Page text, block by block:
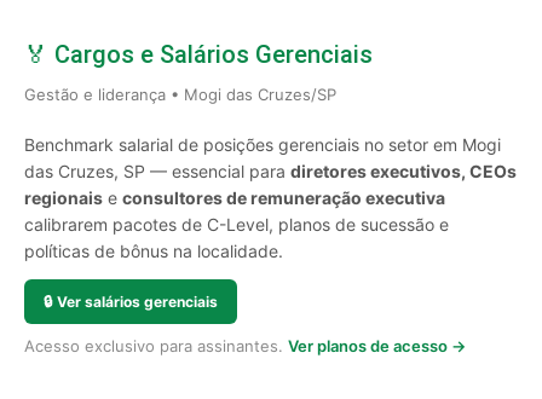
🏅 Cargos e Salários Gerenciais
Gestão e liderança • Mogi das Cruzes/SP
Benchmark salarial de posições gerenciais no setor em Mogi
das Cruzes, SP — essencial para diretores executivos, CEOs
regionais e consultores de remuneração executiva
calibrarem pacotes de C-Level, planos de sucessão e
políticas de bônus na localidade.
🔒 Ver salários gerenciais
Acesso exclusivo para assinantes. Ver planos de acesso →